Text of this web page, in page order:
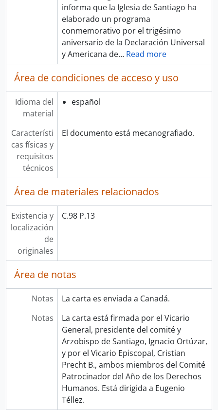
informa que la Iglesia de Santiago ha
elaborado un programa
conmemorativo por el trigésimo
aniversario de la Declaración Universal
y Americana de… Read more
Área de condiciones de acceso y uso
Idioma del
material
español
Característi
cas físicas y
requisitos
técnicos
El documento está mecanografiado.
Área de materiales relacionados
Existencia y
localización
de
originales
C.98 P.13
Área de notas
Notas
La carta es enviada a Canadá.
Notas
La carta está firmada por el Vicario
General, presidente del comité y
Arzobispo de Santiago, Ignacio Ortúzar,
y por el Vicario Episcopal, Cristian
Precht B., ambos miembros del Comité
Patrocinador del Año de los Derechos
Humanos. Está dirigida a Eugenio
Téllez.